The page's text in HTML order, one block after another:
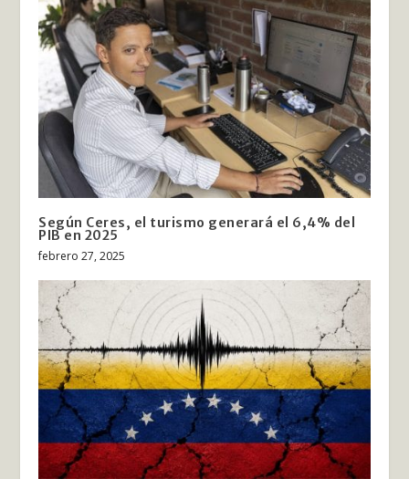
Según Ceres, el turismo generará el 6,4% del
PIB en 2025
febrero 27, 2025